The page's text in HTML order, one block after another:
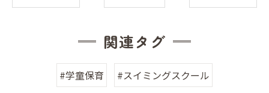
関連タグ
#学童保育 #スイミングスクール